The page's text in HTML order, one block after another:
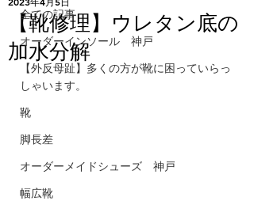
全ての記事
オーダーインソール 神戸
【外反母趾】多くの方が靴に困っていらっ
しゃいます。
靴
脚長差
オーダーメイドシューズ 神戸
幅広靴
【靴修理】ウレタン底の
加水分解